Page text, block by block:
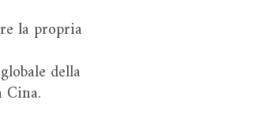
la propria
della
Cina.